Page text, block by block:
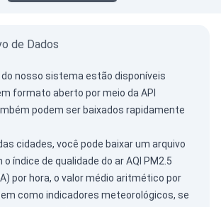
de Dados
nosso sistema estão disponíveis
formato aberto por meio da API
podem ser baixados rapidamente
cidades, você pode baixar um arquivo
índice de qualidade do ar AQI PM2.5
por hora, o valor médio aritmético por
como indicadores meteorológicos, se